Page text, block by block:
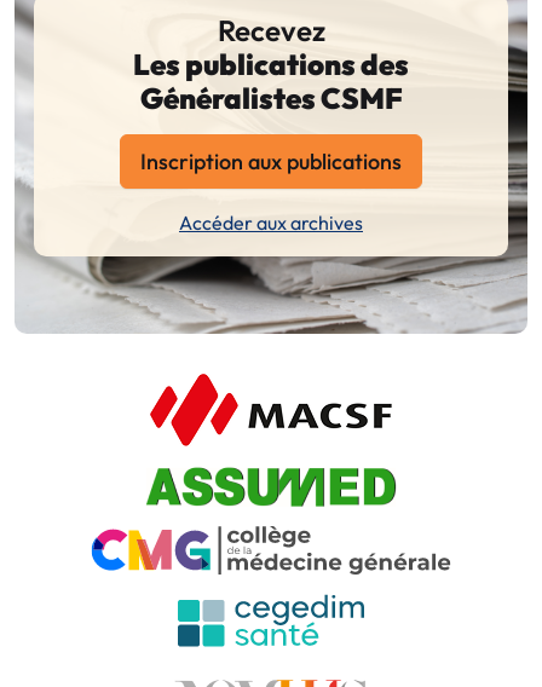
Recevez
Les publications des
Généralistes CSMF
Inscription aux publications
Accéder aux archives